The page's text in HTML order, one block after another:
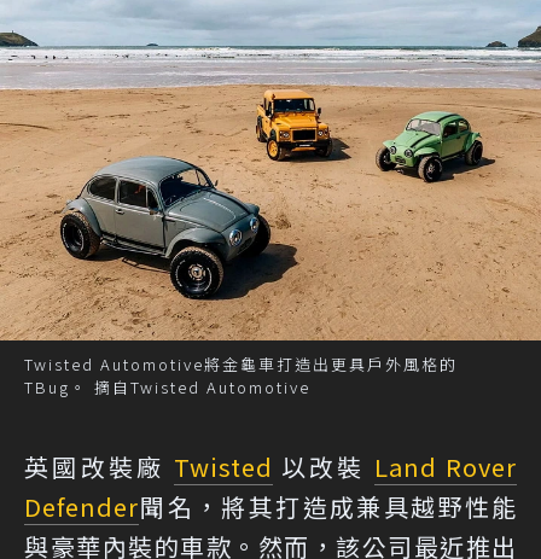
Twisted Automotive將金龜車打造出更具戶外風格的
TBug。 摘自Twisted Automotive
英國改裝廠 Twisted 以改裝 Land Rover
Defender聞名，將其打造成兼具越野性能
與豪華內裝的車款。然而，該公司最近推出